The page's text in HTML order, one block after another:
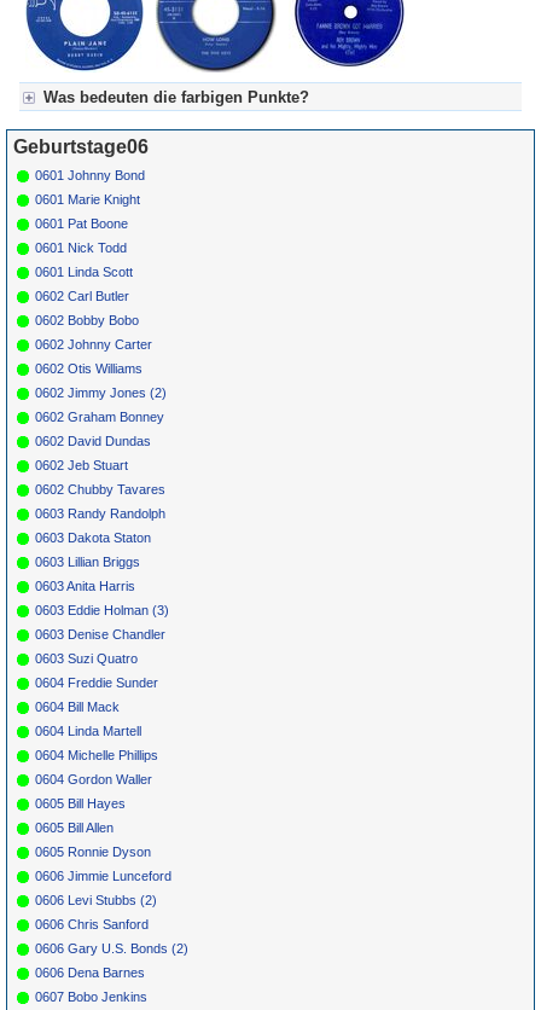
Was bedeuten die farbigen Punkte?
Für Axel's Tageskalender:
Grün = Kurzgeschichte
Grün! = fachlich bestimmt spannend, nicht verpassen!
Grün+ = Stundenbeitrag
Gelb = Kurzgeschichten oder Stundensendungen in Arbeit
Blau = Beschreibungstext (beschreibender Text)
Geburtstage06
0601 Johnny Bond
0601 Marie Knight
0601 Pat Boone
0601 Nick Todd
0601 Linda Scott
0602 Carl Butler
0602 Bobby Bobo
0602 Johnny Carter
0602 Otis Williams
0602 Jimmy Jones (2)
0602 Graham Bonney
0602 David Dundas
0602 Jeb Stuart
0602 Chubby Tavares
0603 Randy Randolph
0603 Dakota Staton
0603 Lillian Briggs
0603 Anita Harris
0603 Eddie Holman (3)
0603 Denise Chandler
0603 Suzi Quatro
0604 Freddie Sunder
0604 Bill Mack
0604 Linda Martell
0604 Michelle Phillips
0604 Gordon Waller
0605 Bill Hayes
0605 Bill Allen
0605 Ronnie Dyson
0606 Jimmie Lunceford
0606 Levi Stubbs (2)
0606 Chris Sanford
0606 Gary U.S. Bonds (2)
0606 Dena Barnes
0607 Bobo Jenkins